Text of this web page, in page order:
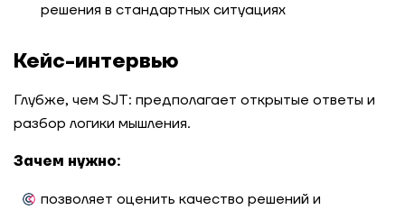
решения в стандартных ситуациях
Кейс-интервью
Глубже, чем SJT: предполагает открытые ответы и
разбор логики мышления.
Зачем нужно:
позволяет оценить качество решений и